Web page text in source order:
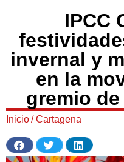
IPCC
invernal y
en la
gremio
Inicio/ Cartagena